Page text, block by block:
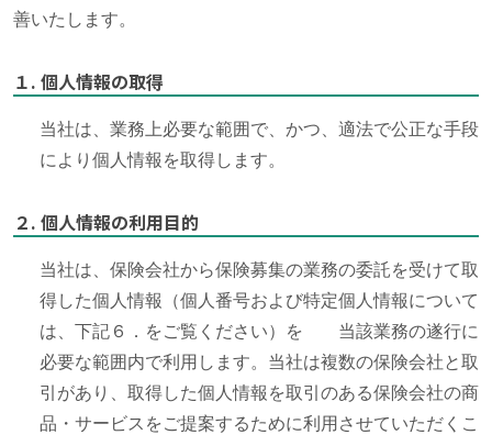
善いたします。
１. 個人情報の取得
当社は、業務上必要な範囲で、かつ、適法で公正な手段
により個人情報を取得します。
２. 個人情報の利用目的
当社は、保険会社から保険募集の業務の委託を受けて取
得した個人情報（個人番号および特定個人情報について
は、下記６．をご覧ください）を 当該業務の遂行に
必要な範囲内で利用します。当社は複数の保険会社と取
引があり、取得した個人情報を取引のある保険会社の商
品・サービスをご提案するために利用させていただくこ